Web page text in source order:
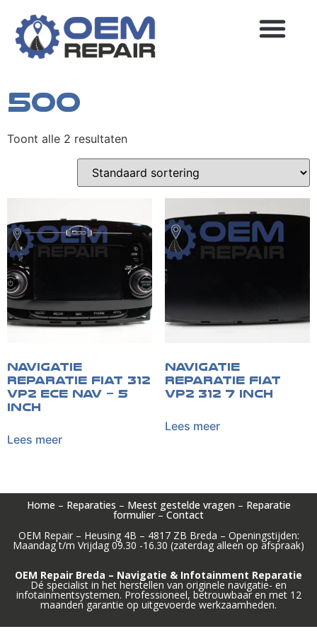
500
Toont alle 2 resultaten
Navigatie
reparatie Fiat 312
VP2 ECE NAV – 5
inch
Lees meer
Navigatie
reparatie Fiat
VP2 312 7 inch
Lees meer
Home – Reparaties – Meest gestelde vragen – Reparatie
formulier–Contact
OEM Repair – Heusing 4B – 4817 ZB Breda – Openingstijden:
Maandag t/m Vrijdag 09.30 -16.30 (zaterdag alleen op afspraak)
OEM Repair Breda – Navigatie & Infotainment Reparatie
Dé specialist in het herstellen van originele navigatie- en
infotainmentsystemen. Professioneel, betrouwbaar en met 12
maanden garantie op uitgevoerde werkzaamheden.